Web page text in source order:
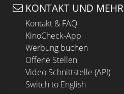
KONTAKT UND MEHR
Kontakt & FAQ
KinoCheck-App
Werbung buchen
Offene Stellen
Video Schnittstelle (API)
Switch to English